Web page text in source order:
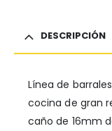
DESCRIPCIÓN
Línea de
cocina de gran
caño de 16mm